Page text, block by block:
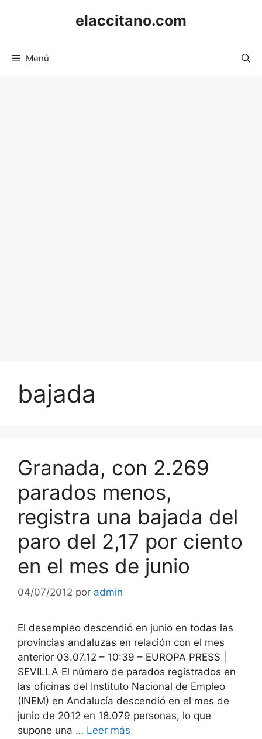
elaccitano.com
Menú
bajada
Granada, con 2.269
parados menos,
registra una bajada del
paro del 2,17 por ciento
en el mes de junio
04/07/2012 por admin
El desempleo descendió en junio en todas las
provincias andaluzas en relación con el mes
anterior 03.07.12 – 10:39 – EUROPA PRESS |
SEVILLA El número de parados registrados en
las oficinas del Instituto Nacional de Empleo
(INEM) en Andalucía descendió en el mes de
junio de 2012 en 18.079 personas, lo que
supone una … Leer más